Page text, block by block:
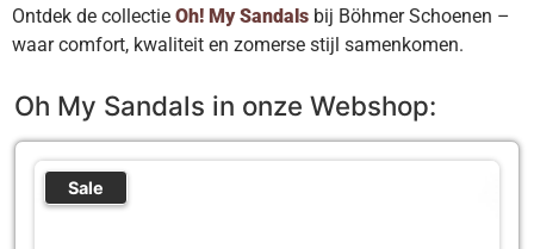
Ontdek de collectie Oh! My Sandals bij Böhmer Schoenen –
waar comfort, kwaliteit en zomerse stijl samenkomen.
Oh My Sandals in onze Webshop:
Sale